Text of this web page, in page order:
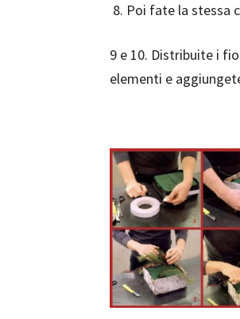
Poi fate la stessa
9 e 10. Distribuite i
elementi e